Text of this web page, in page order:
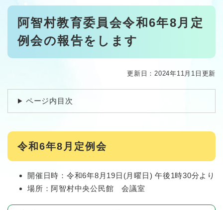
本
阿智村教育委員会令和6年8月定
例会の報告をします
更新日：2024年11月1日更新
ページ内目次
令和6年8月定例会
開催日時：令和6年8月19日(月曜日) 午後1時30分より
場所：阿智村中央公民館 会議室